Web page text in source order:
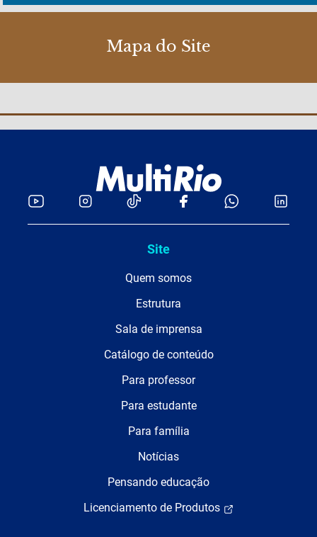
Mapa do Site
Site
Quem somos
Estrutura
Sala de imprensa
Catálogo de conteúdo
Para professor
Para estudante
Para família
Notícias
Pensando educação
Licenciamento de Produtos